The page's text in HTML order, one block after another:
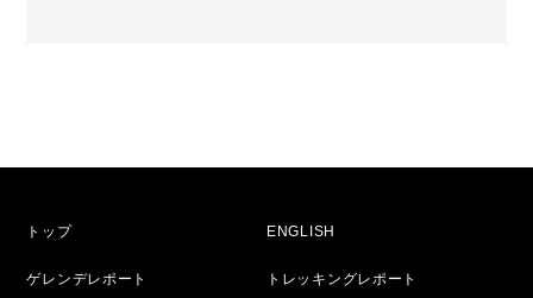
トップ ENGLISH
ゲレンデレポート トレッキングレポート